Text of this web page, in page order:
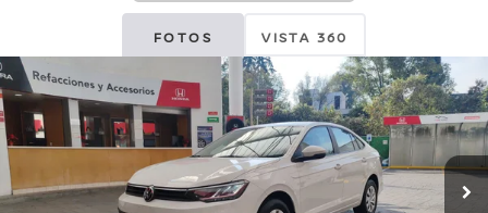
FOTOS VISTA 360